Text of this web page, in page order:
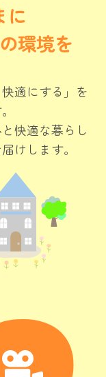
に
環境を
適にする」を
快適な暮らし
けします。